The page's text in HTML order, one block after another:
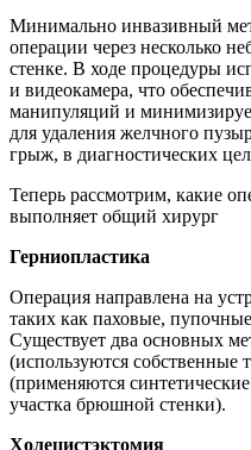
Минимально инвазивный
операции через несколько
стенке. В ходе процедуры
и видеокамера, что
манипуляций и
для удаления желчного
грыж, в диагностических
Теперь рассмотрим, какие
выполняет общий хирург
Герниопластика
Операция направлена на
таких как паховые,
Существует два основных
(используются собственные
(применяются
участка брюшной стенки).
Холецистэктомия